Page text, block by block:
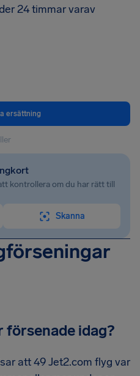
24 timmar varav
ersättning
kontrollera om du har rätt till
Skanna
försenade idag?
att 49 Jet2.com flyg var